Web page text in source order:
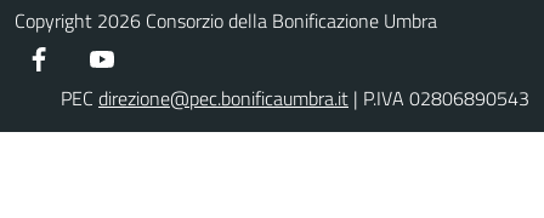
Copyright 2026 Consorzio della Bonificazione Umbra
Facebook
PEC direzione@pec.bonificaumbra.it | P.IVA 02806890543